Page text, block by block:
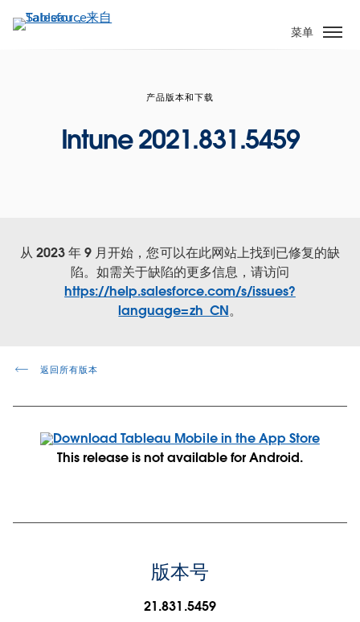
转
菜单
产品版本和下载
Intune 2021.831.5459
从 2023 年 9 月开始，您可以在此网站上找到已修复的缺
陷。如需关于缺陷的更多信息，请访问
https://help.salesforce.com/s/issues?
language=zh_CN。
返回所有版本
This release is not available for Android.
版本号
21.831.5459